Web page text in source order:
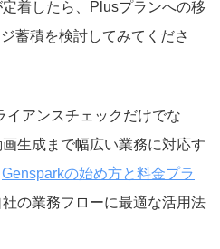
着したら、Plusプランへの移
蓄積を検討してみてくださ
イアンスチェックだけでな
生成まで幅広い業務に対応す
Gensparkの始め方と料金プラ
の業務フローに最適な活用法